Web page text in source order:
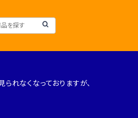
れなくなっておりますが、